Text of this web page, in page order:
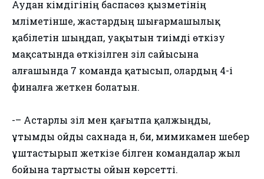
Аудан әкімдігінің баспасөз қызметінің
мәліметінше, жастардың шығармашылық
қабілетін шыңдап, уақытын тиімді өткізу
мақсатында өткізілген әзіл сайысына
алғашында 7 команда қатысып, олардың 4-і
финалға жеткен болатын.
-– Астарлы әзіл мен қағытпа қалжыңды,
ұтымды ойды сахнада ән, би, мимикамен шебер
ұштастырып жеткізе білген командалар жыл
бойына тартысты ойын көрсетті.